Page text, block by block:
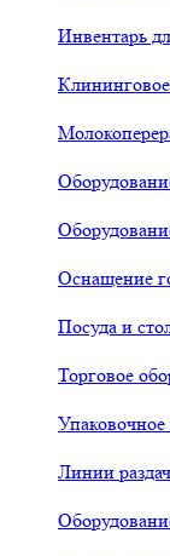
Инвентарь
Оснащение
Посуда и
Торговое
Линии